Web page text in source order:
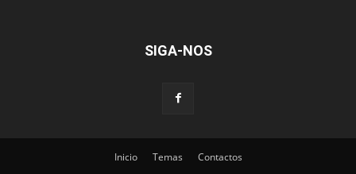
SIGA-NOS
Inicio Temas Contactos